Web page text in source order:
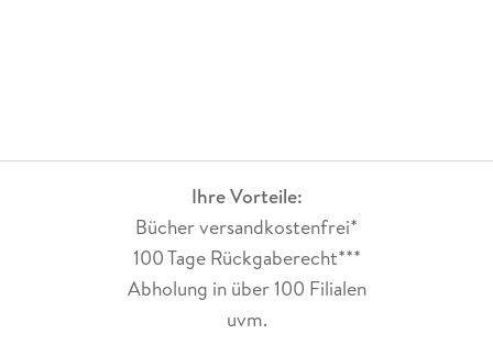
Ihre Vorteile:
Bücher versandkostenfrei*
100 Tage Rückgaberecht***
Abholung in über 100 Filialen
uvm.